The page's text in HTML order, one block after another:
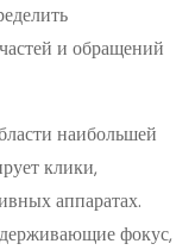
и обращений
наибольшей
клики,
аппаратах.
фокус,